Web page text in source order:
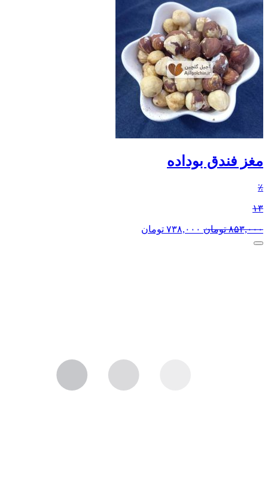
مغز فندق بوداده
٪
۱۳
۸۵۳,۰۰۰ تومان ۷۳۸,۰۰۰ تومان